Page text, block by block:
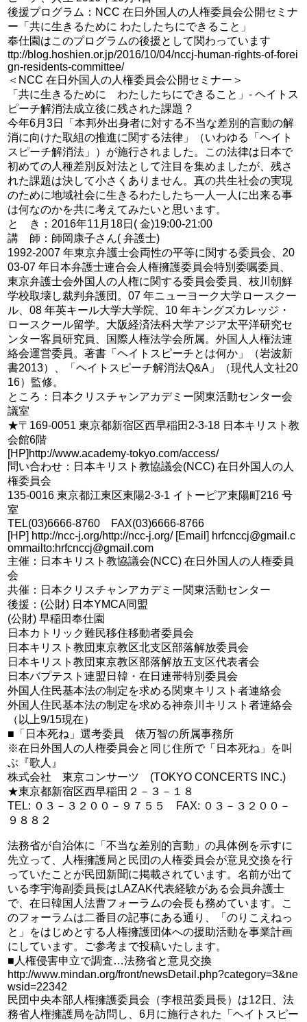
後援プログラム：NCC 在日外国人の人権委員会公開セミナ
ー「共に生きるために わたしたちにできること」
奉仕園はこのプログラムの後援として関わっています
ttp://blog.hoshien.or.jp/2016/10/04/nccj-human-rights-of-forei
gn-residents-committee/
＜NCC 在日外国人の人権委員会公開セミナー＞
「共に生きるために わたしたちにできること」- ヘイトス
ピーチ解消法成立後に残された課題 ?
今年6月3日「本邦外出身者に対する不当な差別的言動の解
消に向けた取組の推進に関する法律」（いわゆる「ヘイト
スピーチ解消法」）が施行されました。この法律は日本で
初めての人種差別反対法として注目を集めましたが、残さ
れた課題は決して小さくありません。真の共生社会の実現
のために地域社会に生きるわたしたち一人一人に出来る事
は何なのかを共に考えてみたいと思います。
と き：2016年11月18日( 金)19:00-21:00
講 師：師岡康子さん( 弁護士)
1992‐2007 年東京弁護士会両性の平等に関する委員会、20
03‐07 年日本弁護士連合会人権擁護委員会特別委嘱委員、
東京弁護士会外国人の人権に関する委員会委員、枝川朝鮮
学校取壊し裁判弁護団。07 年ニューヨーク大学ロースクー
ル、08 年英キール大学大学院、10 年キングズカレッジ・
ロースクール留学。大阪経済法科大学アジア太平洋研究セ
ンター客員研究員、国際人権法学会所属。外国人人権法連
絡会運営委員。著書「ヘイトスピーチとは何か」（岩波新
書2013）、「ヘイトスピーチ解消法Q&A」（現代人文社20
16）監修。
ところ：日本クリスチャンアカデミー関東活動センター会
議室
★〒169-0051 東京都新宿区西早稲田2-3-18 日本キリスト教
会館6階
[HP]http://www.academy-tokyo.com/access/
問い合わせ：日本キリスト教協議会(NCC) 在日外国人の人
権委員会
135-0016 東京都江東区東陽2-3-1 イトーピア東陽町216 号
室
TEL(03)6666-8760 FAX(03)6666-8766
[HP] http://ncc-j.org/http://ncc-j.org/ [Email] hrfcnccj@gmail.c
ommailto:hrfcnccj@gmail.com
主催：日本キリスト教協議会(NCC) 在日外国人の人権委員
会
共催：日本クリスチャンアカデミー関東活動センター
後援：(公財) 日本YMCA同盟
(公財) 早稲田奉仕園
日本カトリック難民移住移動者委員会
日本キリスト教団東京教区北支区部落解放委員会
日本キリスト教団東京教区部落解放五支区代表者会
日本バプテスト連盟日韓・在日連帯特別委員会
外国人住民基本法の制定を求める関東キリスト者連絡会
外国人住民基本法の制定を求める神奈川キリスト者連絡会
（以上9/15現在）
■「日本死ね」選考委員 俵万智の所属事務所
※在日外国人の人権委員会と同じ住所で「日本死ね」を叫
ぶ『歌人』
株式会社 東京コンサーツ (TOKYO CONCERTS INC.)
★東京都新宿区西早稲田２－３－１８
TEL: ０３－３２００－９７５５ FAX: ０３－３２００－
９８８２
法務省が自治体に「不当な差別的言動」の具体例を示すに
先立って、人権擁護局と民団の人権委員会が意見交換を行
っていたことが民団新聞に掲載されています。名前が出て
いる李宇海副委員長はLAZAK代表経験がある会員弁護士
で、在日韓国人法曹フォーラムの会長も務めています。こ
のフォーラムは二番目の記事にある通り、「のりこえねっ
と」をはじめとする人権擁護団体への援助活動を事業計画
にしています。ご参考まで投稿いたします。
■人権侵害申立で調査…法務省と意見交換
http://www.mindan.org/front/newsDetail.php?category=3&ne
wsid=22342
民団中央本部人権擁護委員会（李根茁委員長）は12日、法
務省人権擁護局を訪問し、6月に施行された「ヘイトスピー